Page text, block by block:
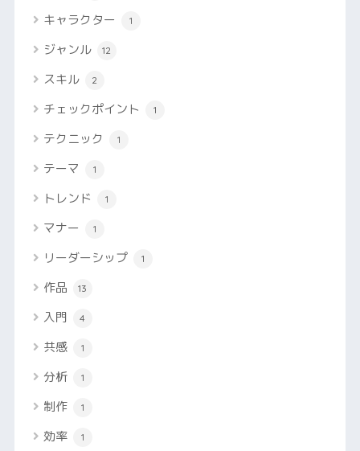
キャラクター 1
ジャンル 12
スキル 2
チェックポイント 1
テクニック 1
テーマ 1
トレンド 1
マナー 1
リーダーシップ 1
作品 13
入門 4
共感 1
分析 1
制作 1
効率 1